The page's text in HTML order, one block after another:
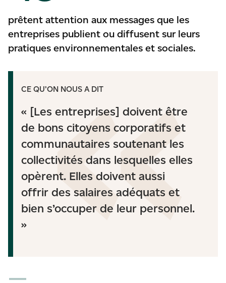
prêtent attention aux messages que les
entreprises publient ou diffusent sur leurs
pratiques environnementales et sociales.
CE QU’ON NOUS A DIT
« [Les entreprises] doivent être
de bons citoyens corporatifs et
communautaires soutenant les
collectivités dans lesquelles elles
opèrent. Elles doivent aussi
offrir des salaires adéquats et
bien s’occuper de leur personnel.
»